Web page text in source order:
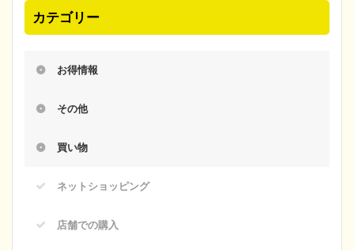
カテゴリー
お得情報
その他
買い物
ネットショッピング
店舗での購入